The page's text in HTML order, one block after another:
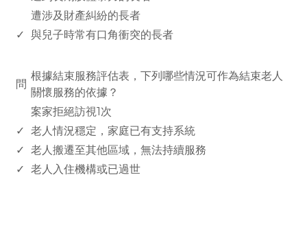
遭涉及財產糾紛的長者
✓ 與兒子時常有口角衝突的長者
問
根據結束服務評估表，下列哪些情況可作為結束老人
關懷服務的依據？
案家拒絕訪視1次
✓ 老人情況穩定，家庭已有支持系統
✓ 老人搬遷至其他區域，無法持續服務
✓ 老人入住機構或已過世